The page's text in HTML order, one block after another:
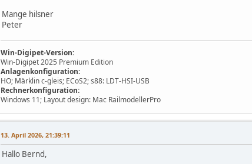
Mange hilsner
Peter
Win-Digipet-Version:
Win-Digipet 2025 Premium Edition
Anlagenkonfiguration:
HO; Märklin c-gleis; ECoS2; s88: LDT-HSI-USB
Rechnerkonfiguration:
Windows 11; Layout design: Mac RailmodellerPro
13. April 2026, 21:39:11
Hallo Bernd,